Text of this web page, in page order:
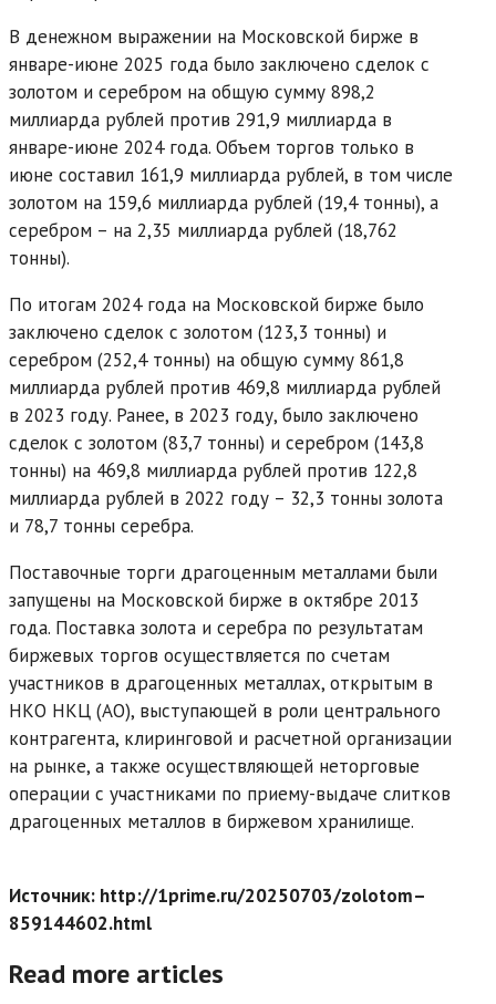
В денежном выражении на Московской бирже в
январе-июне 2025 года было заключено сделок с
золотом и серебром на общую сумму 898,2
миллиарда рублей против 291,9 миллиарда в
январе-июне 2024 года. Объем торгов только в
июне составил 161,9 миллиарда рублей, в том числе
золотом на 159,6 миллиарда рублей (19,4 тонны), а
серебром – на 2,35 миллиарда рублей (18,762
тонны).
По итогам 2024 года на Московской бирже было
заключено сделок с золотом (123,3 тонны) и
серебром (252,4 тонны) на общую сумму 861,8
миллиарда рублей против 469,8 миллиарда рублей
в 2023 году. Ранее, в 2023 году, было заключено
сделок с золотом (83,7 тонны) и серебром (143,8
тонны) на 469,8 миллиарда рублей против 122,8
миллиарда рублей в 2022 году – 32,3 тонны золота
и 78,7 тонны серебра.
Поставочные торги драгоценным металлами были
запущены на Московской бирже в октябре 2013
года. Поставка золота и серебра по результатам
биржевых торгов осуществляется по счетам
участников в драгоценных металлах, открытым в
НКО НКЦ (АО), выступающей в роли центрального
контрагента, клиринговой и расчетной организации
на рынке, а также осуществляющей неторговые
операции с участниками по приему-выдаче слитков
драгоценных металлов в биржевом хранилище.
Источник: http://1prime.ru/20250703/zolotom–
859144602.html
Read more articles